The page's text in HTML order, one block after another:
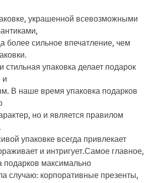
украшенной всевозможными
более сильное впечатление, чем
стильная упаковка делает подарок
и
В наше время упаковка подарков
но и является правилом
упаковке всегда привлекает
и интригует. Самое главное,
подарков максимально
случаю: корпоративные презенты,